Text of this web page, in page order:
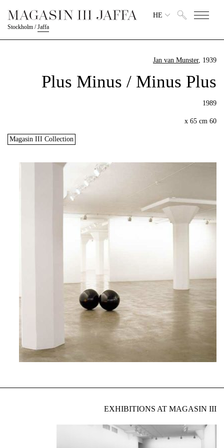
Stockholm /Jaffa
HE
Jan van Munster, 1939
Plus Minus / Minus Plus
1989
60 x 65 cm
Magasin III Collection
EXHIBITIONS AT MAGASIN III